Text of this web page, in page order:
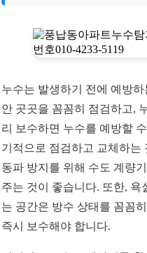
누수는 발생하기 전에 예방
안 곳곳을 꼼꼼히 점검하고,
리 보수하면 누수를 예방할
기적으로 점검하고 교체하는
동파 방지를 위해 수도 계량
주는 것이 좋습니다. 또한,
는 공간은 방수 상태를 꼼꼼
즉시 보수해야 합니다.